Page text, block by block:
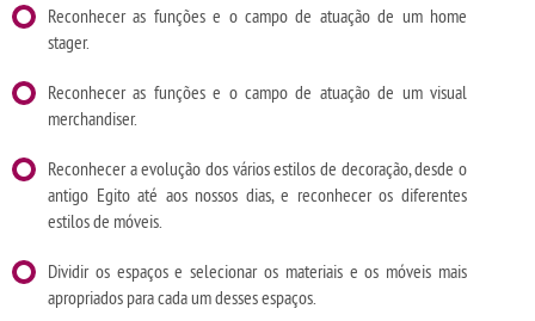
Reconhecer as funções e o campo de atuação de um home
stager.
Reconhecer as funções e o campo de atuação de um visual
merchandiser.
Reconhecer a evolução dos vários estilos de decoração, desde o
antigo Egito até aos nossos dias, e reconhecer os diferentes
estilos de móveis.
Dividir os espaços e selecionar os materiais e os móveis mais
apropriados para cada um desses espaços.